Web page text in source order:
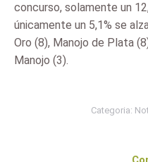
concurso, solamente un
únicamente un 5,1% se
Oro (8), Manojo de Plata
Manojo (3).
Categoria: